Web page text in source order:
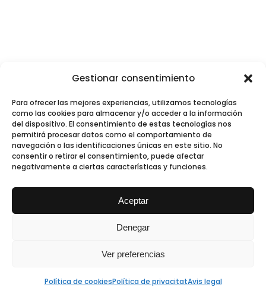
Gestionar consentimiento
Para ofrecer las mejores experiencias, utilizamos tecnologías
como las cookies para almacenar y/o acceder a la información
del dispositivo. El consentimiento de estas tecnologías nos
permitirá procesar datos como el comportamiento de
navegación o las identificaciones únicas en este sitio. No
consentir o retirar el consentimiento, puede afectar
negativamente a ciertas características y funciones.
Aceptar
Denegar
Ver preferencias
Política de cookiesPolítica de privacitatAvis legal